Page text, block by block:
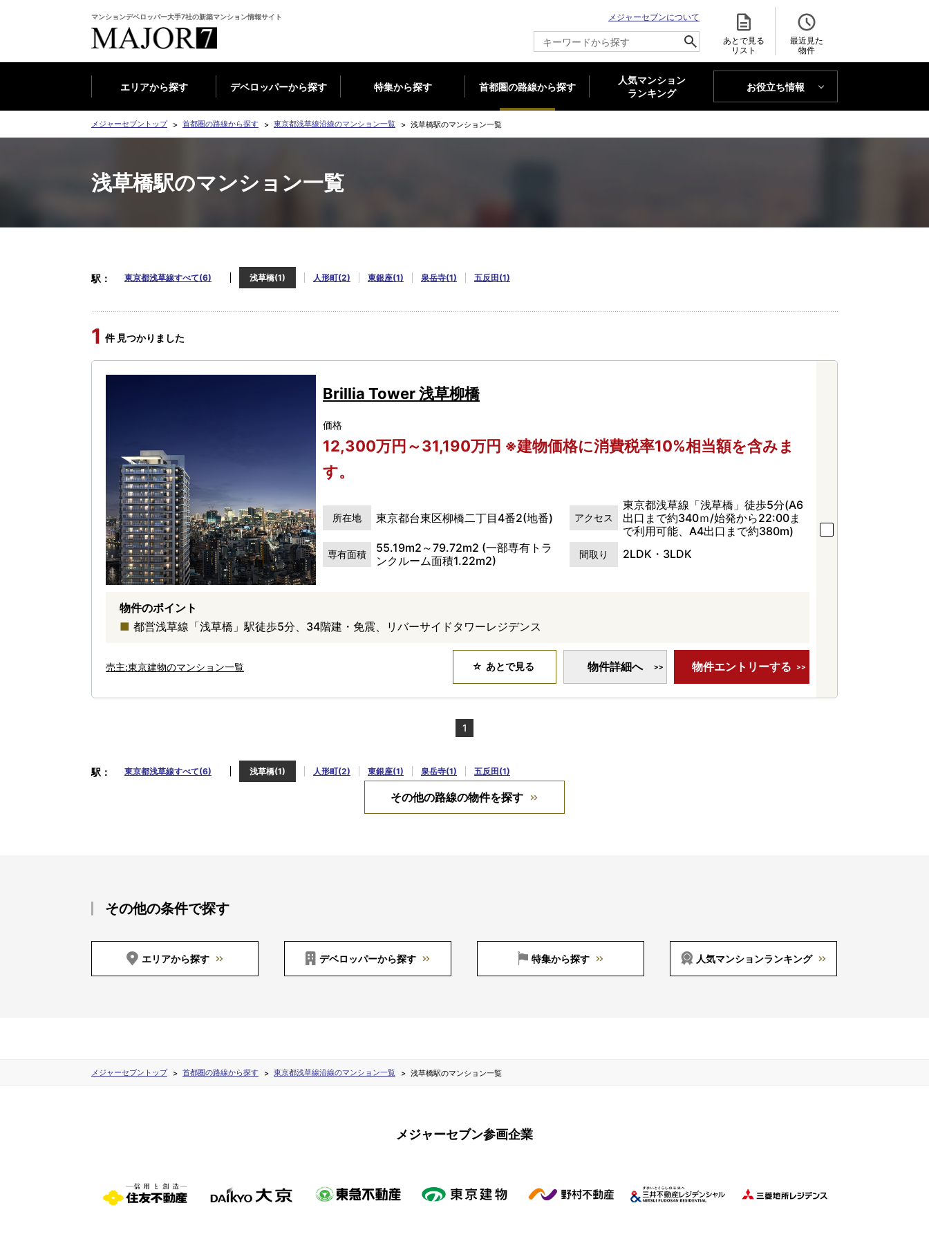
マンションデベロッパー大手7社の新築マンション情報サイト
メジャーセブンについて
あとで見る
リスト
最近見た
物件
エリアから探す デベロッパーから探す 特集から探す 首都圏の路線から探す
人気マンション
ランキング
お役立ち情報
MAJOR'S BLOG
メジャーセブントップ 首都圏の路線から探す 東京都浅草線沿線のマンション一覧 浅草橋駅のマンション一覧
浅草橋駅のマンション一覧
駅 東京都浅草線すべて(6) 浅草橋(1) 人形町(2) 東銀座(1) 泉岳寺(1) 五反田(1)
1 件 見つかりました
Brillia Tower 浅草柳橋
価格
12,300万円～31,190万円 ※建物価格に消費税率10%相当額を含みま
す。
所在地 東京都台東区柳橋二丁目4番2(地番) アクセス
東京都浅草線「浅草橋」徒歩5分(A6
出口まで約340ｍ/始発から22:00ま
で利用可能、A4出口まで約380m)
専有面積
55.19m2～79.72m2 (一部専有トラ
ンクルーム面積1.22m2)
間取り 2LDK・3LDK
物件のポイント
都営浅草線「浅草橋」駅徒歩5分、34階建・免震、リバーサイドタワーレジデンス
売主:東京建物のマンション一覧 あとで見る 物件詳細へ 物件エントリーする
1
駅 東京都浅草線すべて(6) 浅草橋(1) 人形町(2) 東銀座(1) 泉岳寺(1) 五反田(1)
その他の路線の物件を探す
その他の条件で探す
エリアから探す デベロッパーから探す 特集から探す 人気マンションランキング
メジャーセブントップ 首都圏の路線から探す 東京都浅草線沿線のマンション一覧 浅草橋駅のマンション一覧
メジャーセブン参画企業